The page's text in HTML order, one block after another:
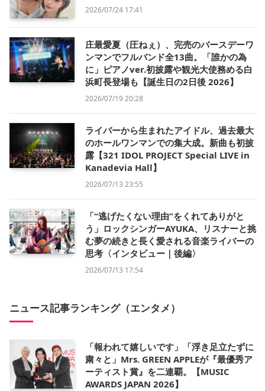
2026/07/24 17:41
庄最愛夏（圧ねぇ）、完売のバースデーワ
ンマンでフルバンド全13曲。「誰かの為
に」ピアノver.初披露や観光大使務める白
浜町長登場も【誕生日の2日後 2026】
2026/07/19 20:28
ライバーから生まれたアイドル、過去最大
のホールワンマンでの集大成。新曲も初披
露【321 IDOL PROJECT Special LIVE in
Kanadevia Hall】
2026/07/13 23:55
「“逃げたくない理由”をくれてありがと
う」ロックシンガーAYUKA、リスナーと挑
む夢の続きと長く愛される音楽ライバーの
思考〈インタビュー｜後編〉
2026/07/13 17:54
ニュース記事ランキング（エンタメ）
「報われて嬉しいです」「浮き足立たずに
粛々と」Mrs. GREEN APPLEが『最優秀ア
ーティスト賞』を二連覇。【MUSIC
AWARDS JAPAN 2026】